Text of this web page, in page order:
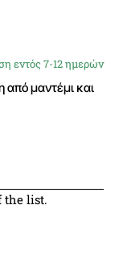
εντός 7-12 ημερών
από μαντέμι και
the list.